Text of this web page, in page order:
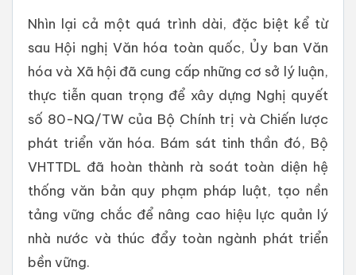
Nhìn lại cả một quá trình dài, đặc biệt kể từ
sau Hội nghị Văn hóa toàn quốc, Ủy ban Văn
hóa và Xã hội đã cung cấp những cơ sở lý luận,
thực tiễn quan trọng để xây dựng Nghị quyết
số 80-NQ/TW của Bộ Chính trị và Chiến lược
phát triển văn hóa. Bám sát tinh thần đó, Bộ
VHTTDL đã hoàn thành rà soát toàn diện hệ
thống văn bản quy phạm pháp luật, tạo nền
tảng vững chắc để nâng cao hiệu lực quản lý
nhà nước và thúc đẩy toàn ngành phát triển
bền vững.